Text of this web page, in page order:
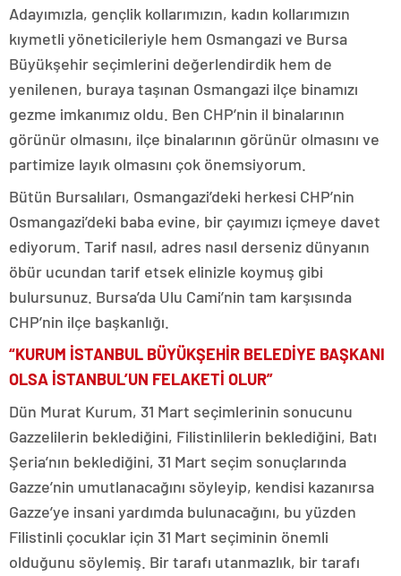
Adayımızla, gençlik kollarımızın, kadın kollarımızın
kıymetli yöneticileriyle hem Osmangazi ve Bursa
Büyükşehir seçimlerini değerlendirdik hem de
yenilenen, buraya taşınan Osmangazi ilçe binamızı
gezme imkanımız oldu. Ben CHP’nin il binalarının
görünür olmasını, ilçe binalarının görünür olmasını ve
partimize layık olmasını çok önemsiyorum.
Bütün Bursalıları, Osmangazi’deki herkesi CHP’nin
Osmangazi’deki baba evine, bir çayımızı içmeye davet
ediyorum. Tarif nasıl, adres nasıl derseniz dünyanın
öbür ucundan tarif etsek elinizle koymuş gibi
bulursunuz. Bursa’da Ulu Cami’nin tam karşısında
CHP’nin ilçe başkanlığı.
“KURUM İSTANBUL BÜYÜKŞEHİR BELEDİYE BAŞKANI
OLSA İSTANBUL’UN FELAKETİ OLUR”
Dün Murat Kurum, 31 Mart seçimlerinin sonucunu
Gazzelilerin beklediğini, Filistinlilerin beklediğini, Batı
Şeria’nın beklediğini, 31 Mart seçim sonuçlarında
Gazze’nin umutlanacağını söyleyip, kendisi kazanırsa
Gazze’ye insani yardımda bulunacağını, bu yüzden
Filistinli çocuklar için 31 Mart seçiminin önemli
olduğunu söylemiş. Bir tarafı utanmazlık, bir tarafı